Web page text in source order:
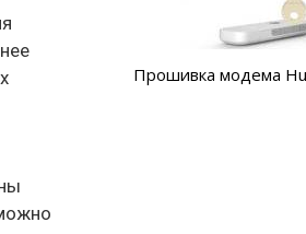
Прошивка модема